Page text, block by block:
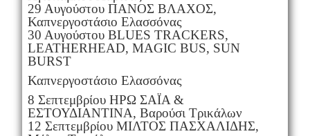
29 Αυγούστου ΠΑΝΟΣ ΒΛΑΧΟΣ,
Καπνεργοστάσιο Ελασσόνας
30 Αυγούστου BLUES TRACKERS,
LEATHERHEAD, MAGIC BUS, SUN
BURST
Καπνεργοστάσιο Ελασσόνας
8 Σεπτεμβρίου ΗΡΩ ΣΑΪΑ &
ΕΣΤΟΥΔΙΑΝΤΙΝΑ, Βαρούσι Τρικάλων
12 Σεπτεμβρίου ΜΙΛΤΟΣ ΠΑΣΧΑΛΙΔΗΣ,